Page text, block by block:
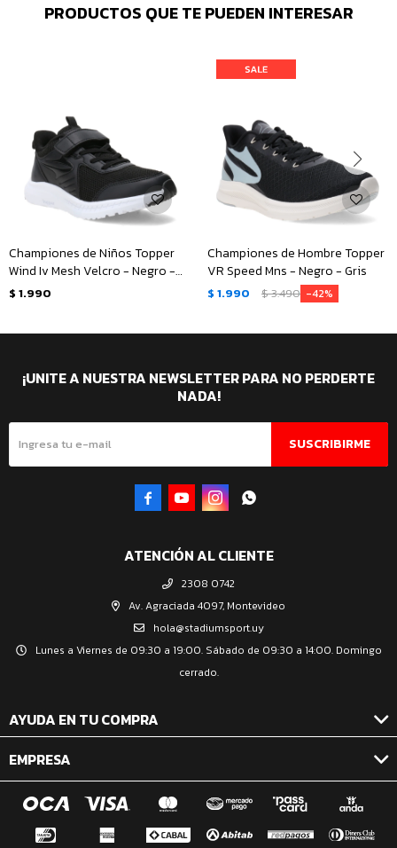
PRODUCTOS QUE TE PUEDEN INTERESAR
Championes de Niños Topper
Wind Iv Mesh Velcro - Negro -
Blanco
$ 1.990
Championes de Hombre Topper
VR Speed Mns - Negro - Gris
$ 1.990 $3.490 42
ATENCIÓN AL CLIENTE
2308 0742
Av. Agraciada 4097, Montevideo
hola@stadiumsport.uy
Lunes a Viernes de 09:30 a 19:00. Sábado de 09:30 a 14:00. Domingo
cerrado.
AYUDA EN TU COMPRA
EMPRESA
¡UNITE A NUESTRA NEWSLETTER PARA NO PERDERTE
NADA!
SUSCRIBIRME
   